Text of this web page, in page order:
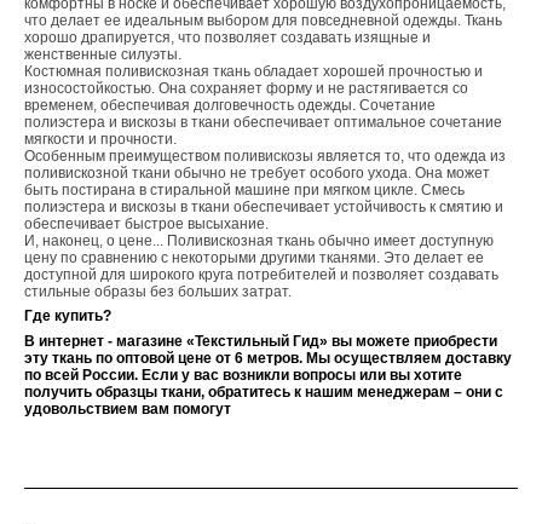
комфортны в носке и обеспечивает хорошую воздухопроницаемость,
что делает ее идеальным выбором для повседневной одежды. Ткань
хорошо драпируется, что позволяет создавать изящные и
женственные силуэты.
Костюмная поливискозная ткань обладает хорошей прочностью и
износостойкостью. Она сохраняет форму и не растягивается со
временем, обеспечивая долговечность одежды. Сочетание
полиэстера и вискозы в ткани обеспечивает оптимальное сочетание
мягкости и прочности.
Особенным преимуществом поливискозы является то, что одежда из
поливискозной ткани обычно не требует особого ухода. Она может
быть постирана в стиральной машине при мягком цикле. Смесь
полиэстера и вискозы в ткани обеспечивает устойчивость к смятию и
обеспечивает быстрое высыхание.
И, наконец, о цене... Поливискозная ткань обычно имеет доступную
цену по сравнению с некоторыми другими тканями. Это делает ее
доступной для широкого круга потребителей и позволяет создавать
стильные образы без больших затрат.
Где купить?
В интернет - магазине «Текстильный Гид» вы можете приобрести
эту ткань по оптовой цене от 6 метров. Мы осуществляем доставку
по всей России. Если у вас возникли вопросы или вы хотите
получить образцы ткани, обратитесь к нашим менеджерам – они с
удовольствием вам помогут